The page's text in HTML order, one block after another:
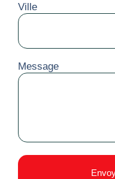
Ville
Message